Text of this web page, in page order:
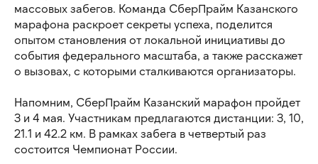
массовых забегов. Команда СберПрайм Казанского
марафона раскроет секреты успеха, поделится
опытом становления от локальной инициативы до
события федерального масштаба, а также расскажет
о вызовах, с которыми сталкиваются организаторы.
Напомним, СберПрайм Казанский марафон пройдет
3 и 4 мая. Участникам предлагаются дистанции: 3, 10,
21.1 и 42.2 км. В рамках забега в четвертый раз
состоится Чемпионат России.